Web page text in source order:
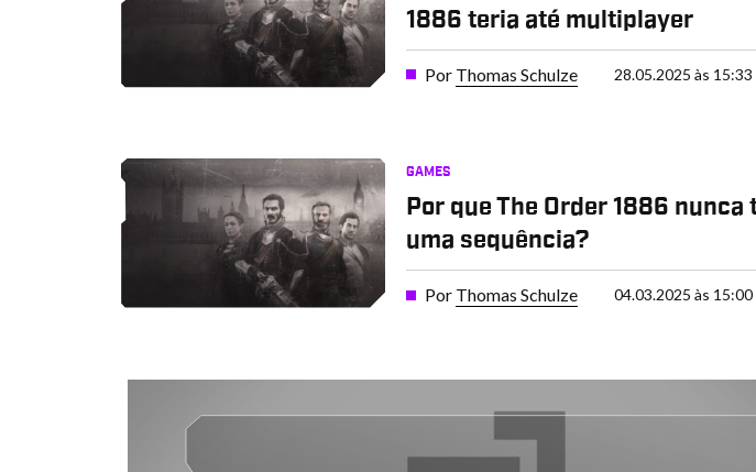
1886 teria até multiplayer
Por Thomas Schulze 28.05.2025 às 15:33
GAMES
Por que The Order 1886 nunca
uma sequência?
Por Thomas Schulze 04.03.2025 às 15:00